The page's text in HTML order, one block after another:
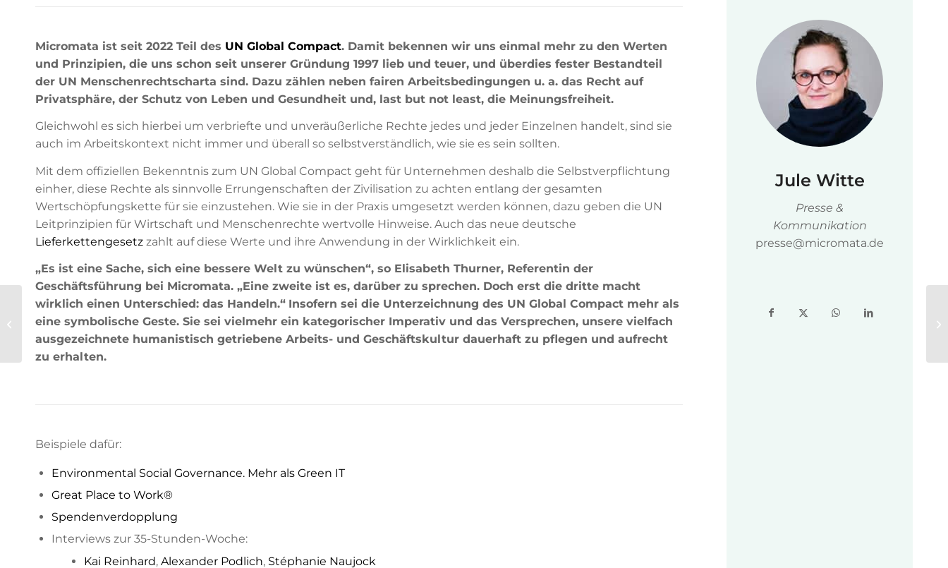
Micromata ist seit 2022 Teil des UN Global Compact. Damit bekennen wir uns einmal mehr zu den Werten
und Prinzipien, die uns schon seit unserer Gründung 1997 lieb und teuer, und überdies fester Bestandteil
der UN Menschenrechtscharta sind. Dazu zählen neben fairen Arbeitsbedingungen u. a. das Recht auf
Privatsphäre, der Schutz von Leben und Gesundheit und, last but not least, die Meinungsfreiheit.
Gleichwohl es sich hierbei um verbriefte und unveräußerliche Rechte jedes und jeder Einzelnen handelt, sind sie
auch im Arbeitskontext nicht immer und überall so selbstverständlich, wie sie es sein sollten.
Mit dem offiziellen Bekenntnis zum UN Global Compact geht für Unternehmen deshalb die Selbstverpflichtung
einher, diese Rechte als sinnvolle Errungenschaften der Zivilisation zu achten entlang der gesamten
Wertschöpfungskette für sie einzustehen. Wie sie in der Praxis umgesetzt werden können, dazu geben die UN
Leitprinzipien für Wirtschaft und Menschenrechte wertvolle Hinweise. Auch das neue deutsche
Lieferkettengesetz zahlt auf diese Werte und ihre Anwendung in der Wirklichkeit ein.
„Es ist eine Sache, sich eine bessere Welt zu wünschen“, so Elisabeth Thurner, Referentin der
Geschäftsführung bei Micromata. „Eine zweite ist es, darüber zu sprechen. Doch erst die dritte macht
wirklich einen Unterschied: das Handeln.“ Insofern sei die Unterzeichnung des UN Global Compact mehr als
eine symbolische Geste. Sie sei vielmehr ein kategorischer Imperativ und das Versprechen, unsere vielfach
ausgezeichnete humanistisch getriebene Arbeits- und Geschäftskultur dauerhaft zu pflegen und aufrecht
zu erhalten.
Beispiele dafür:
Environmental Social Governance. Mehr als Green IT
Great Place to Work®
Spendenverdopplung
Interviews zur 35-Stunden-Woche:
Kai Reinhard, Alexander Podlich, Stéphanie Naujock
Jule Witte
Presse &
Kommunikation
presse@micromata.de
Great Place to Work®
Deutschland: Platz 6!